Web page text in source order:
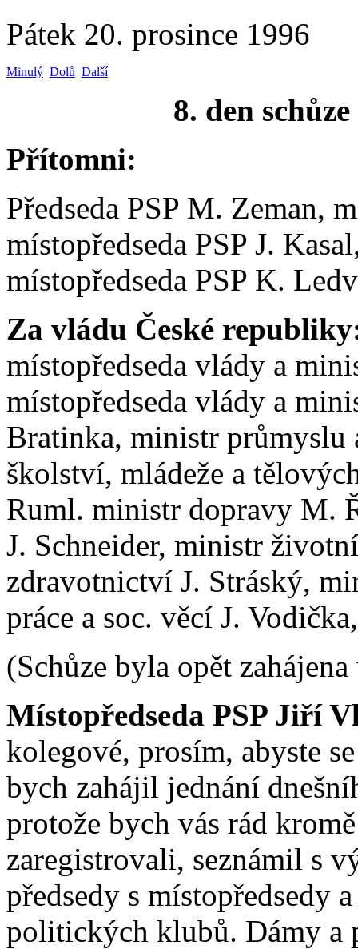
Pátek 20. prosince 1996
Minulý Dolů Další
8. den
Přítomni:
Předseda PSP M. Zeman,
místopředseda PSP J.
místopředseda PSP K.
Za vládu České
místopředseda vlády a
místopředseda vlády a
Bratinka, ministr
školství, mládeže a
Ruml. ministr dopravy M.
J. Schneider, ministr
zdravotnictví J. Stráský,
práce a soc. věcí J.
(Schůze byla opět
Místopředseda PSP Jiří
kolegové, prosím, abyste
bych zahájil jednání
protože bych vás rád
zaregistrovali, seznámil s
předsedy s místopředsedy
politických klubů. Dámy a